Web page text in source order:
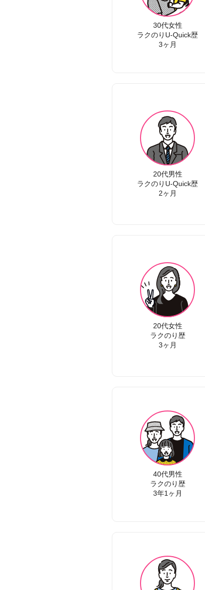
30代女性
ラクのりU-Quick歴
3ヶ月
20代男性
ラクのりU-Quick歴
2ヶ月
20代女性
ラクのり歴
3ヶ月
40代男性
ラクのり歴
3年1ヶ月